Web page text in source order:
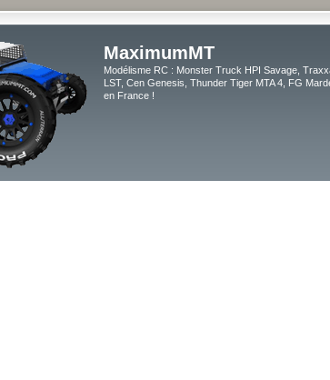
MaximumMT
Modélisme RC : Monster Truck HPI Savage,
LST, Cen Genesis, Thunder Tiger MTA 4, FG
en France !